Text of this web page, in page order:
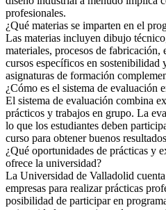
profesionales.
¿Qué materias se imparten en el
Las materias incluyen dibujo
materiales, procesos de
cursos específicos en sostenibilidad
asignaturas de formación
¿Cómo es el sistema de evaluación
El sistema de evaluación combina
prácticos y trabajos en grupo. La
lo que los estudiantes deben
curso para obtener buenos
¿Qué oportunidades de prácticas y
ofrece la universidad?
La Universidad de Valladolid
empresas para realizar prácticas
posibilidad de participar en